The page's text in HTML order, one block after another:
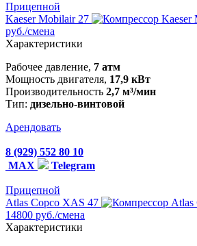
Прицепной
Kaeser Mobilair 27
руб./смена
Характеристики
Рабочее давление, 7 атм
Мощность двигателя, 17,9 кВт
Производительность 2,7 м³/мин
Тип: дизельно-винтовой
Арендовать
8 (929) 552 80 10
MAX
Telegram
Прицепной
Atlas Copco XAS 47
14800 руб./смена
Характеристики